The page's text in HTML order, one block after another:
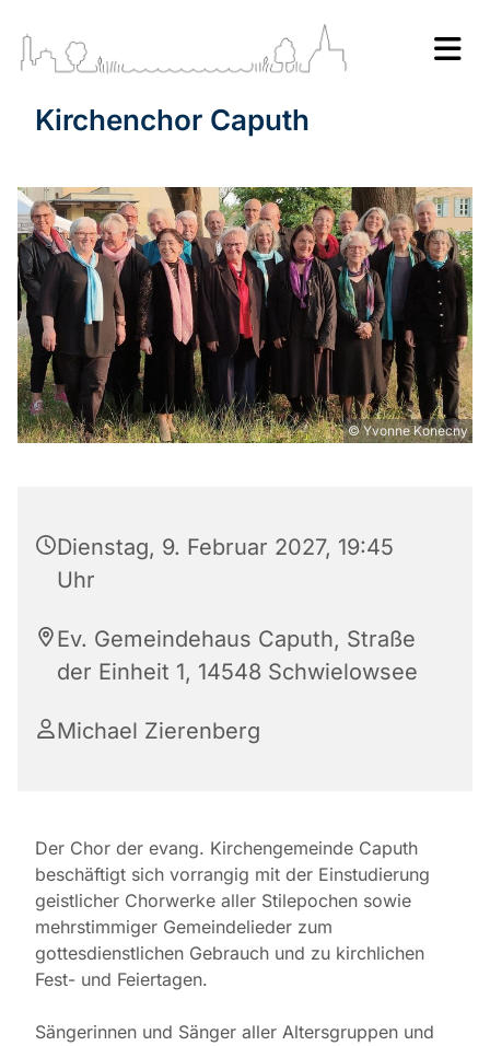
Kirchenchor Caputh
© Yvonne Konecny
Dienstag, 9. Februar 2027, 19:45
Uhr
Ev. Gemeindehaus Caputh, Straße
der Einheit 1, 14548 Schwielowsee
Michael Zierenberg
Der Chor der evang. Kirchengemeinde Caputh
beschäftigt sich vorrangig mit der Einstudierung
geistlicher Chorwerke aller Stilepochen sowie
mehrstimmiger Gemeindelieder zum
gottesdienstlichen Gebrauch und zu kirchlichen
Fest- und Feiertagen.
Sängerinnen und Sänger aller Altersgruppen und